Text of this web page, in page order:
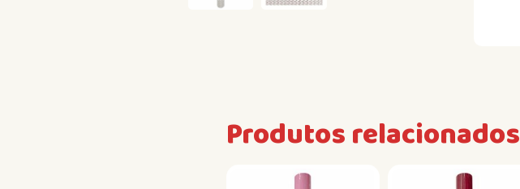
Produtos relacionados